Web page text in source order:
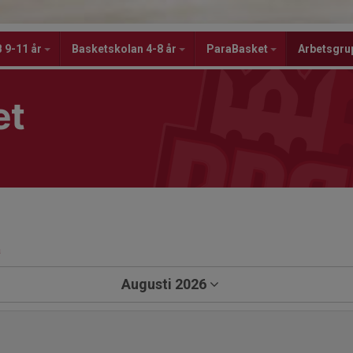
9-11 år Basketskolan 4-8 år ParaBasket
Augusti 2026